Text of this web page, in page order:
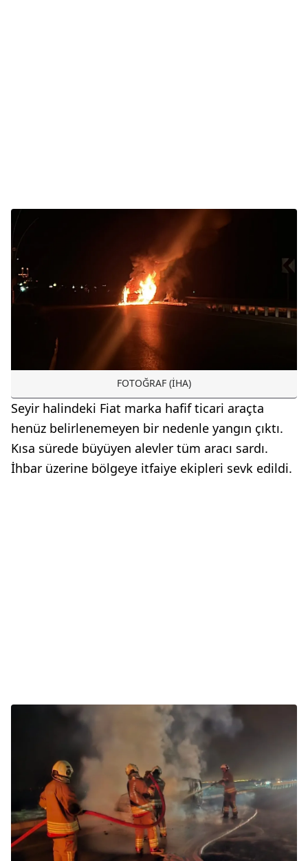
FOTOĞRAF (İHA)
Seyir halindeki Fiat marka hafif ticari araçta
henüz belirlenemeyen bir nedenle yangın çıktı.
Kısa sürede büyüyen alevler tüm aracı sardı.
İhbar üzerine bölgeye itfaiye ekipleri sevk edildi.